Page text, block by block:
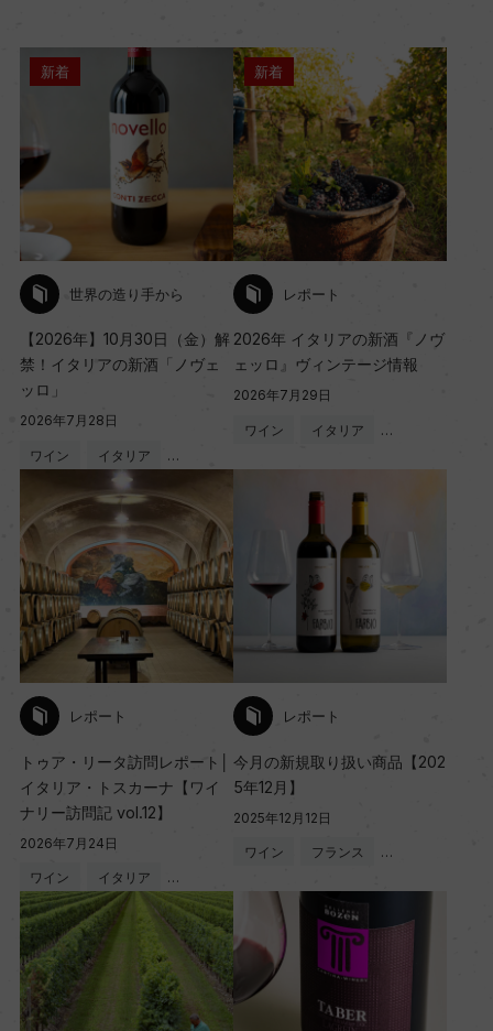
新着
世界の造り手から
【2026年】10月30日（金）解
禁！イタリアの新酒「ノヴェ
ッロ」
2026年7月28日
ワイン イタリア …
新着
レポート
2026年 イタリアの新酒『ノヴ
ェッロ』ヴィンテージ情報
2026年7月29日
ワイン イタリア …
レポート
トゥア・リータ訪問レポート│
イタリア・トスカーナ【ワイ
ナリー訪問記 vol.12】
2026年7月24日
ワイン イタリア …
レポート
今月の新規取り扱い商品【202
5年12月】
2025年12月12日
ワイン フランス …